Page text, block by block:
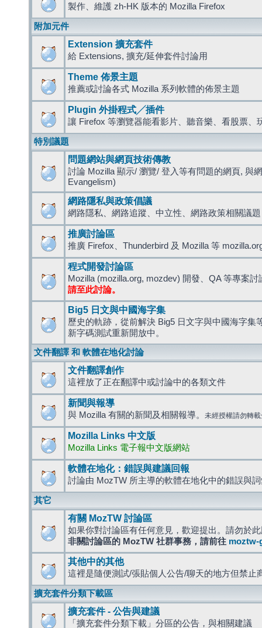
製作、維護 zh-HK 版本的 Mozilla Firefox
附加元件
Extension 擴充套件
給 Extensions, 擴充/延伸套件討論用
Theme 佈景主題
推薦或討論各式 Mozilla 系列軟體的佈景主題
Plugin 外掛程式╱插件
讓 Firefox 等瀏覽器能看影片、聽音樂、看股票、
特別議題
問題網站與網頁技術傳教
討論 Mozilla 顯示/ 瀏覽/ 登入等有問題的網頁, 與
Evangelism)
網路隱私與政策倡議
網路隱私、網路追蹤、中立性、網路政策相關議題
推廣討論區
推廣 Firefox、Thunderbird 及 Mozilla 等
程式開發討論區
Mozilla (mozilla.org, mozdev) 開發、QA 等專案討
請至此討論。
Big5 日文與中國海字集
歷史的軌跡，從前解決 Big5 日文字與中國海字集
新字碼測試重新開放中。
文件翻譯 和 軟體在地化討論
文件翻譯創作
這裡放了正在翻譯中或討論中的各類文件
新聞與報導
與 Mozilla 有關的新聞及相關報導。 未經授權請勿轉
Mozilla Links 中文版
Mozilla Links 電子報中文版網站
軟體在地化：錯誤與建議回報
討論由 MozTW 所主導的軟體在地化中的錯誤與
其它
有關 MozTW 討論區
如果你對討論區有任何意見，歡迎提出。請勿於
非關討論區的 MozTW 社群事務，請前往 moztw-
其他中的其他
這裡是隨便測試/張貼個人公告/聊天的地方但禁止
擴充套件分類下載區
擴充套件 - 公告與建議
「擴充套件分類下載」分區的公告，與相關建議